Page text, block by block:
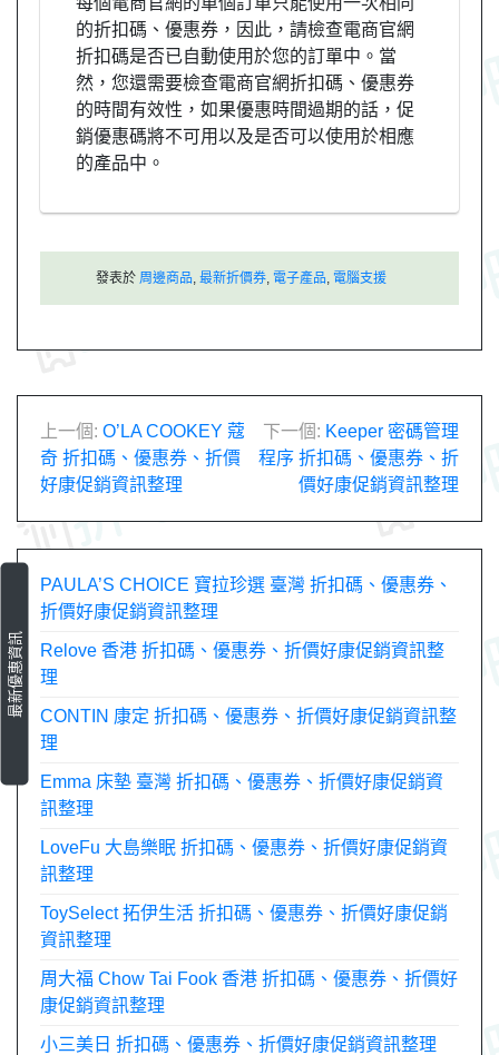
的折扣碼、優惠券，因此，請檢查電商官網
折扣碼是否已自動使用於您的訂單中。當
然，您還需要檢查電商官網折扣碼、優惠券
的時間有效性，如果優惠時間過期的話，促
銷優惠碼將不可用以及是否可以使用於相應
的產品中。
發表於 周邊商品 最新折價券 電子產品 電腦支援
文
章
導
上一個: O’LA COOKEY 蔻
奇 折扣碼、優惠券、折價
好康促銷資訊整理
下一個: Keeper 密碼管理
程序 折扣碼、優惠券、折
價好康促銷資訊整理
最新優惠資訊
PAULA’S CHOICE 寶拉珍選 臺灣 折扣碼、優惠券、
折價好康促銷資訊整理
Relove 香港 折扣碼、優惠券、折價好康促銷資訊整
理
CONTIN 康定 折扣碼、優惠券、折價好康促銷資訊整
理
Emma 床墊 臺灣 折扣碼、優惠券、折價好康促銷資
訊整理
LoveFu 大島樂眠 折扣碼、優惠券、折價好康促銷資
訊整理
ToySelect 拓伊生活 折扣碼、優惠券、折價好康促銷
資訊整理
周大福 Chow Tai Fook 香港 折扣碼、優惠券、折價好
康促銷資訊整理
小三美日 折扣碼、優惠券、折價好康促銷資訊整理